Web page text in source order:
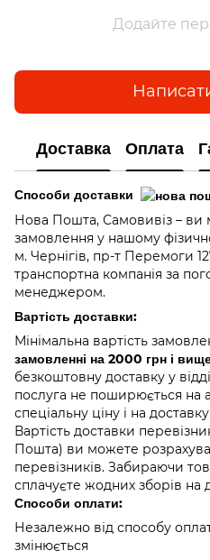
Додайте
Доставка Оплата
Способи доставки
Нова Пошта, Самовивіз – ви
замовлення у нашому
м. Чернігів, пр-т Перемоги
транспортна компанія за
менеджером.
Вартість доставки:
Мінімальна вартість
замовленні на 2000 грн і
безкоштовну доставку у
послуга не поширюється на
спеціальну ціну і на
Вартість доставки
Пошта) ви можете
перевізників. Забираючи
сплачуєте жодних зборів на
Способи оплати:
Незалежно від способу
змінюється